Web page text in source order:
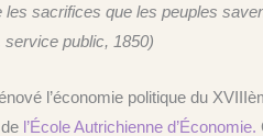
sacrifices que les peuples
public, 1850)
l’économie politique du
l’École Autrichienne d’Économie.